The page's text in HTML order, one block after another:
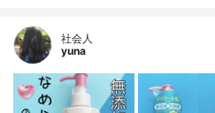
社会人
yuna